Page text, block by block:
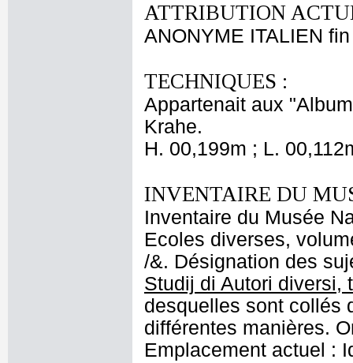
ATTRIBUTION
ANONYME ITALIEN
TECHNIQUES :
Appartenait aux
Krahe.
H. 00,199m ; L.
INVENTAIRE DU
Inventaire du Musée
Ecoles diverses,
/&. Désignation des
Studij di Autori diversi,
desquelles sont collés
différentes manières.
Emplacement actuel :